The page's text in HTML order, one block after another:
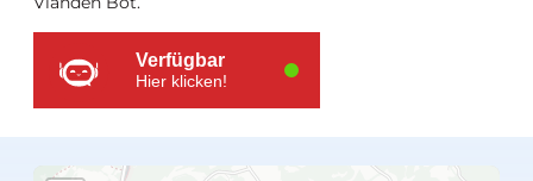
Verfügbar
Hier klicken!